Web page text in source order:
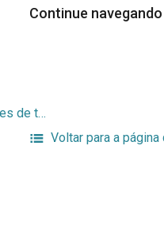
Continue navegando
Vilma Guimarães Rosa – abertura do Museu – Dois senhores de terno se cumprimentando
Voltar para a